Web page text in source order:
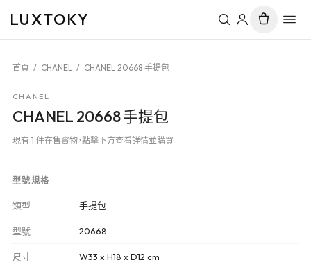
LUXTOKY
首頁 / CHANEL / CHANEL 20668 手提包
CHANEL
CHANEL 20668 手提包
現有 1 件在售實物，點擊下方查看詳情並購買
型號規格
類型 手提包
型號 20668
尺寸 W33 x H18 x D12 cm